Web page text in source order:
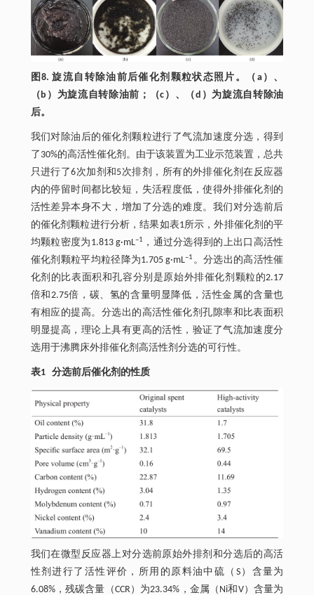
图8. 旋流自转除油前后催化剂颗粒状态照片。（a）、
（b）为旋流自转除油前；（c）、（d）为旋流自转除油
后。
我们对除油后的催化剂颗粒进行了气流加速度分选，得到
了30%的高活性催化剂。由于该装置为工业示范装置，总共
只进行了6次加剂和5次排剂，所有的外排催化剂在反应器
内的停留时间都比较短，失活程度低，使得外排催化剂的
活性差异本身不大，增加了分选的难度。我们对分选前后
的催化剂颗粒进行分析，结果如表1所示，外排催化剂的平
均颗粒密度为1.813 g·mL–1
，通过分选得到的上出口高活性
催化剂颗粒平均粒径降为1.705 g·mL–1 。分选出的高活性催
化剂的比表面积和孔容分别是原始外排催化剂颗粒的2.17
倍和2.75倍，碳、氢的含量明显降低，活性金属的含量也
有相应的提高。分选出的高活性催化剂孔隙率和比表面积
明显提高，理论上具有更高的活性，验证了气流加速度分
选用于沸腾床外排催化剂高活性剂分选的可行性。
表1 分选前后催化剂的性质
我们在微型反应器上对分选前原始外排剂和分选后的高活
性剂进行了活性评价，所用的原料油中硫（S）含量为
6.08%，残碳含量（CCR）为23.34%，金属（Ni和V）含量为